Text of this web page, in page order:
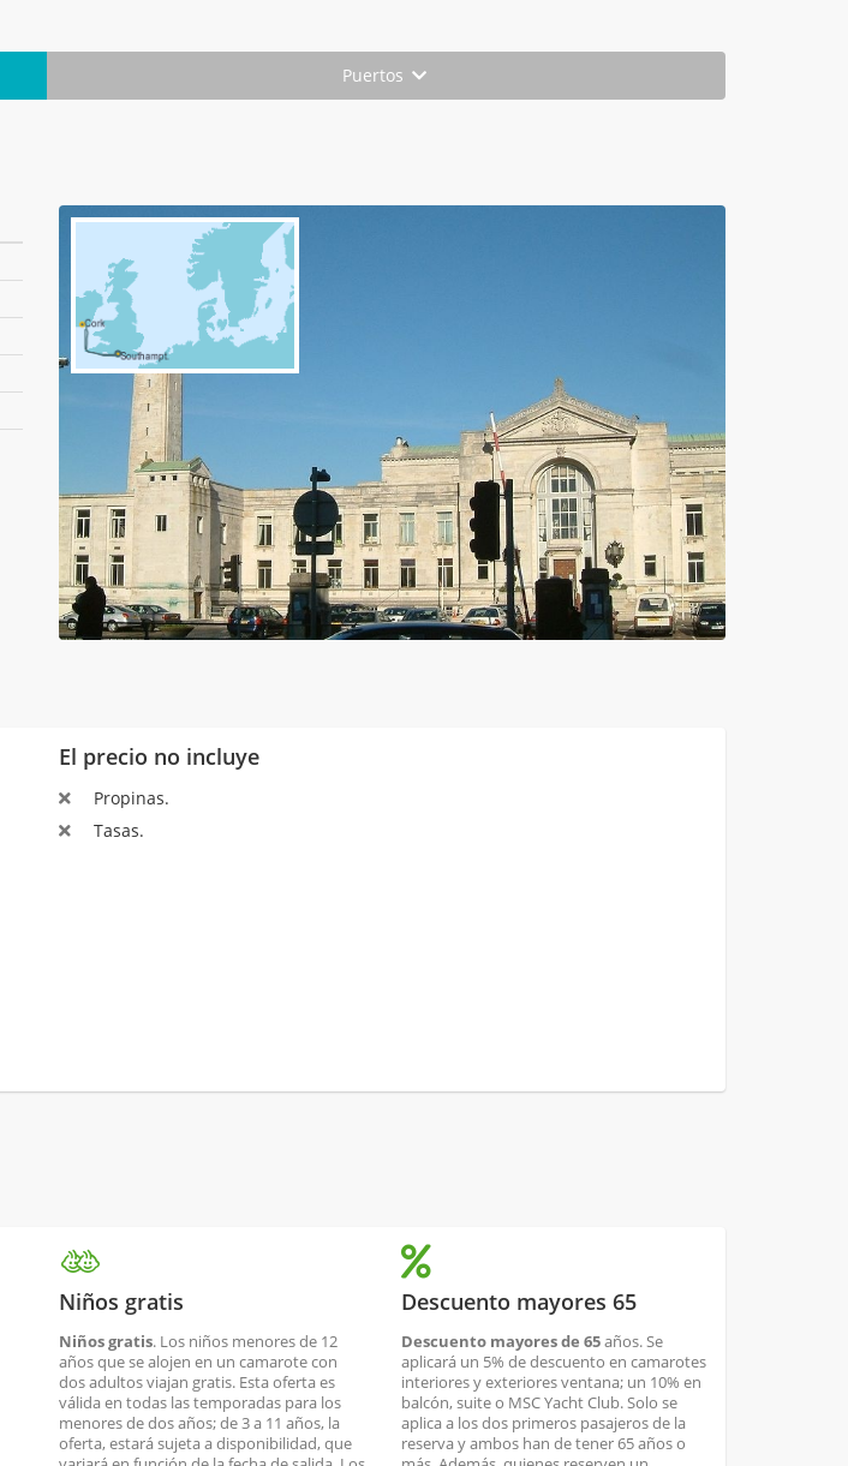
Puertos
El precio no incluye
Propinas.
Tasas.
Niños gratis
Niños gratis. Los niños menores de 12
años que se alojen en un camarote con
dos adultos viajan gratis. Esta oferta es
válida en todas las temporadas para los
menores de dos años; de 3 a 11 años, la
oferta, estará sujeta a disponibilidad, que
Descuento mayores 65
Descuento mayores de 65años. Se
aplicará un 5% de descuento en camarotes
interiores y exteriores ventana; un 10% en
balcón, suite o MSC Yacht Club. Solo se
aplica a los dos primeros pasajeros de la
reserva y ambos han de tener 65 años o